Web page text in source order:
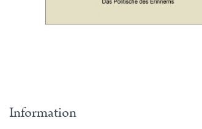
Information